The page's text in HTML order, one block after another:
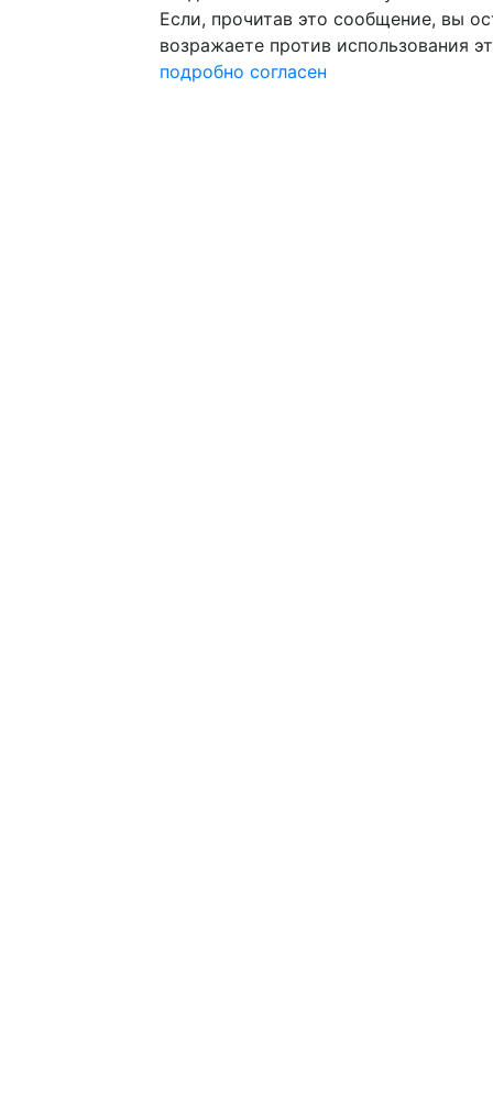
Если, прочитав это сообщение, вы
возражаете против использования
подробно согласен